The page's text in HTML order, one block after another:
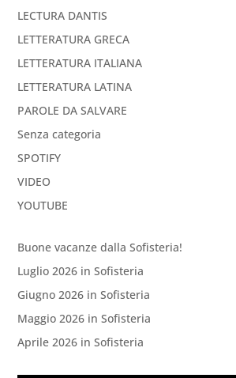
LECTURA DANTIS
LETTERATURA GRECA
LETTERATURA ITALIANA
LETTERATURA LATINA
PAROLE DA SALVARE
Senza categoria
SPOTIFY
VIDEO
YOUTUBE
Buone vacanze dalla Sofisteria!
Luglio 2026 in Sofisteria
Giugno 2026 in Sofisteria
Maggio 2026 in Sofisteria
Aprile 2026 in Sofisteria